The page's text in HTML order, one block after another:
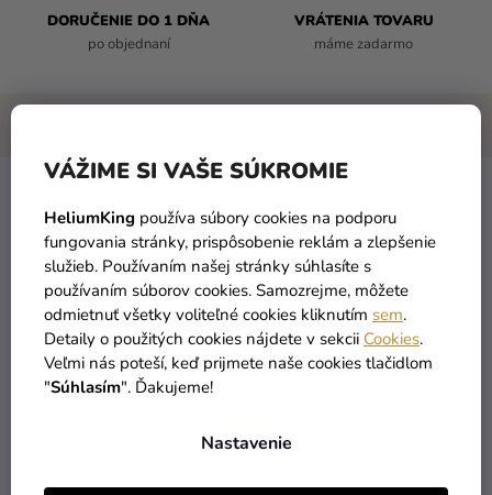
VÁŽIME SI VAŠE SÚKROMIE
HeliumKing používa súbory cookies na podporu
fungovania stránky, prispôsobenie reklám a zlepšenie
služieb. Používaním našej stránky súhlasíte s
používaním súborov cookies. Samozrejme, môžete
odmietnuť všetky voliteľné cookies kliknutím sem.
Detaily o použitých cookies nájdete v sekcii Cookies.
Veľmi nás poteší, keď prijmete naše cookies tlačidlom
"Súhlasím". Ďakujeme!
Nastavenie
DORUČENIE DO 1 DŇA
po objednaní
VRÁTENIA TOVARU
máme zadarmo
Fóliový balón Mini - Číslo 8 holografický
počet: 1 ks
rozmer: 35 cm
NIE sú vhodné na nafukovanie héliom
Minifóliové čísloje skveloudekoráciouna každúparty
alebonarodeninovú oslavu.Vytvorte zaujímavú a jedinečnú
party výzdobu. Tietofóliové balóny
úžasnú atmosféru. Dajú sa tiež použiť ako